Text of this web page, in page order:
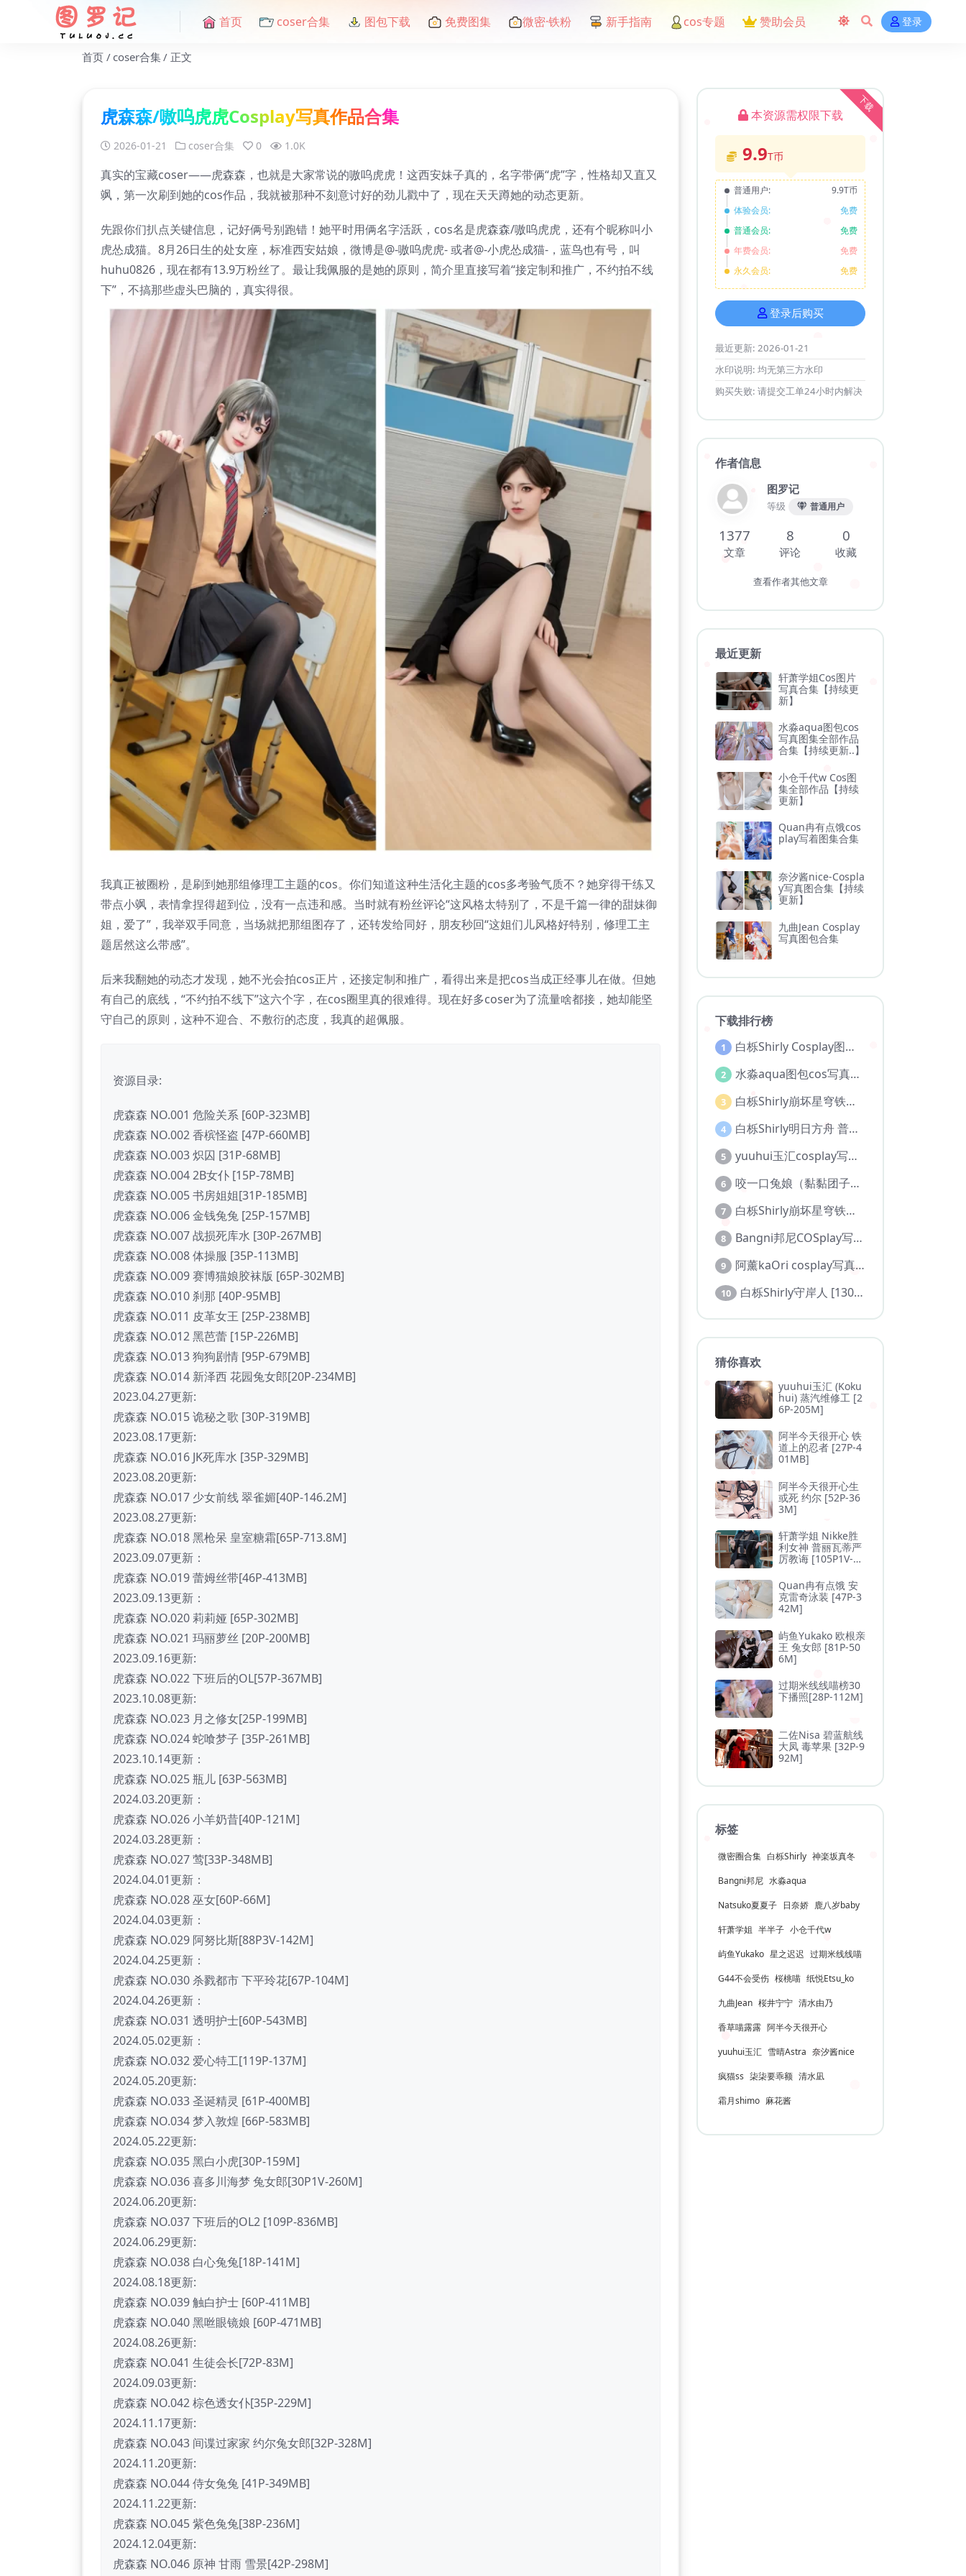
首页 coser合集 图包下载 免费图集 微密·铁粉 新手指南 cos专题 赞助会员 登录
首页 coser合集 正文
虎森森/嗷呜虎虎Cosplay写真作品合集
2026-01-21 coser合集 0 1.0K
真实的宝藏coser——虎森森，也就是大家常说的嗷呜虎虎！这西安妹子真的，名字带俩“虎”字，性格却又直又
飒，第一次刷到她的cos作品，我就被那种不刻意讨好的劲儿戳中了，现在天天蹲她的动态更新。
先跟你们扒点关键信息，记好俩号别跑错！她平时用俩名字活跃，cos名是虎森森/嗷呜虎虎，还有个昵称叫小
虎怂成猫。8月26日生的处女座，标准西安姑娘，微博是@-嗷呜虎虎- 或者@-小虎怂成猫-，蓝鸟也有号，叫
huhu0826，现在都有13.9万粉丝了。最让我佩服的是她的原则，简介里直接写着“接定制和推广，不约拍不线
下”，不搞那些虚头巴脑的，真实得很。
我真正被圈粉，是刷到她那组修理工主题的cos。你们知道这种生活化主题的cos多考验气质不？她穿得干练又
带点小飒，表情拿捏得超到位，没有一点违和感。当时就有粉丝评论“这风格太特别了，不是千篇一律的甜妹御
姐，爱了”，我举双手同意，当场就把那组图存了，还转发给同好，朋友秒回“这姐们儿风格好特别，修理工主
题居然这么带感”。
后来我翻她的动态才发现，她不光会拍cos正片，还接定制和推广，看得出来是把cos当成正经事儿在做。但她
有自己的底线，“不约拍不线下”这六个字，在cos圈里真的很难得。现在好多coser为了流量啥都接，她却能坚
守自己的原则，这种不迎合、不敷衍的态度，我真的超佩服。
资源目录:
虎森森 NO.001 危险关系 [60P-323MB]
虎森森 NO.002 香槟怪盗 [47P-660MB]
虎森森 NO.003 炽囚 [31P-68MB]
虎森森 NO.004 2B女仆 [15P-78MB]
虎森森 NO.005 书房姐姐[31P-185MB]
虎森森 NO.006 金钱兔兔 [25P-157MB]
虎森森 NO.007 战损死库水 [30P-267MB]
虎森森 NO.008 体操服 [35P-113MB]
虎森森 NO.009 赛博猫娘胶袜版 [65P-302MB]
虎森森 NO.010 刹那 [40P-95MB]
虎森森 NO.011 皮革女王 [25P-238MB]
虎森森 NO.012 黑芭蕾 [15P-226MB]
虎森森 NO.013 狗狗剧情 [95P-679MB]
虎森森 NO.014 新泽西 花园兔女郎[20P-234MB]
2023.04.27更新:
虎森森 NO.015 诡秘之歌 [30P-319MB]
2023.08.17更新:
虎森森 NO.016 JK死库水 [35P-329MB]
2023.08.20更新:
虎森森 NO.017 少女前线 翠雀媚[40P-146.2M]
2023.08.27更新:
虎森森 NO.018 黑枪呆 皇室糖霜[65P-713.8M]
2023.09.07更新：
虎森森 NO.019 蕾姆丝带[46P-413MB]
2023.09.13更新：
虎森森 NO.020 莉莉娅 [65P-302MB]
虎森森 NO.021 玛丽萝丝 [20P-200MB]
2023.09.16更新:
虎森森 NO.022 下班后的OL[57P-367MB]
2023.10.08更新:
虎森森 NO.023 月之修女[25P-199MB]
虎森森 NO.024 蛇喰梦子 [35P-261MB]
2023.10.14更新：
虎森森 NO.025 瓶儿 [63P-563MB]
2024.03.20更新：
虎森森 NO.026 小羊奶昔[40P-121M]
2024.03.28更新：
虎森森 NO.027 莺[33P-348MB]
2024.04.01更新：
虎森森 NO.028 巫女[60P-66M]
2024.04.03更新：
虎森森 NO.029 阿努比斯[88P3V-142M]
2024.04.25更新：
虎森森 NO.030 杀戮都市 下平玲花[67P-104M]
2024.04.26更新：
虎森森 NO.031 透明护士[60P-543MB]
2024.05.02更新：
虎森森 NO.032 爱心特工[119P-137M]
2024.05.20更新:
虎森森 NO.033 圣诞精灵 [61P-400MB]
虎森森 NO.034 梦入敦煌 [66P-583MB]
2024.05.22更新:
虎森森 NO.035 黑白小虎[30P-159M]
虎森森 NO.036 喜多川海梦 兔女郎[30P1V-260M]
2024.06.20更新:
虎森森 NO.037 下班后的OL2 [109P-836MB]
2024.06.29更新:
虎森森 NO.038 白心兔兔[18P-141M]
2024.08.18更新:
虎森森 NO.039 触白护士 [60P-411MB]
虎森森 NO.040 黑咝眼镜娘 [60P-471MB]
2024.08.26更新:
虎森森 NO.041 生徒会长[72P-83M]
2024.09.03更新:
虎森森 NO.042 棕色透女仆[35P-229M]
2024.11.17更新:
虎森森 NO.043 间谍过家家 约尔兔女郎[32P-328M]
2024.11.20更新:
虎森森 NO.044 侍女兔兔 [41P-349MB]
2024.11.22更新:
虎森森 NO.045 紫色兔兔[38P-236M]
2024.12.04更新:
虎森森 NO.046 原神 甘雨 雪景[42P-298M]
下载
本资源需权限下载
9.9T币
普通用户:
9.9T币
体验会员:
免费
普通会员:
免费
年费会员:
免费
永久会员:
免费
登录后购买
最近更新: 2026-01-21
水印说明: 均无第三方水印
购买失败: 请提交工单24小时内解决
作者信息
图罗记
等级 普通用户
1377
文章
8
评论
0
收藏
查看作者其他文章
最近更新
轩萧学姐Cos图片
写真合集【持续更
新】
水淼aqua图包cos
写真图集全部作品
合集【持续更新..】
小仓千代w Cos图
集全部作品【持续
更新】
Quan冉有点饿cos
play写着图集合集
奈汐酱nice-Cospla
y写真图合集【持续
更新】
九曲Jean Cosplay
写真图包合集
下载排行榜
1 白栎Shirly Cosplay图片图集合集
2 水淼aqua图包cos写真图集全部作品合集【持续更新..】
3 白栎Shirly崩坏星穹铁道 大黑塔 [130P 30V]
4 白栎Shirly明日方舟 普瑞赛斯博士服[130P25V-5.76G]
5 yuuhui玉汇cosplay写真合集
6 咬一口兔娘（黏黏团子兔）cos写真图包合集
7 白栎Shirly崩坏星穹铁道 风堇 [108P 20V]
8 Bangni邦尼COSplay写真图集【持续更新】
9 阿薰kaOri cosplay写真作品合集
10 白栎Shirly守岸人 [130P 27V]
猜你喜欢
yuuhui玉汇 (Koku
hui) 蒸汽维修工 [2
6P-205M]
阿半今天很开心 铁
道上的忍者 [27P-4
01MB]
阿半今天很开心生
或死 约尔 [52P-36
3M]
轩萧学姐 Nikke胜
利女神 普丽瓦蒂严
厉教诲 [105P1V-1.
Quan冉有点饿 安
克雷奇泳装 [47P-3
42M]
屿鱼Yukako 欧根亲
王 兔女郎 [81P-50
6M]
过期米线线喵榜30
下播照[28P-112M]
二佐Nisa 碧蓝航线
大凤 毒苹果 [32P-9
92M]
标签
微密圈合集 白栎Shirly 神楽坂真冬
Bangni邦尼 水淼aqua
Natsuko夏夏子 日奈娇 鹿八岁baby
轩萧学姐 半半子 小仓千代w
屿鱼Yukako 星之迟迟 过期米线线喵
G44不会受伤 桜桃喵 纸悦Etsu_ko
九曲Jean 桜井宁宁 清水由乃
香草喵露露 阿半今天很开心
yuuhui玉汇 雪晴Astra 奈汐酱nice
疯猫ss 柒柒要乖额 清水凪
霜月shimo 麻花酱